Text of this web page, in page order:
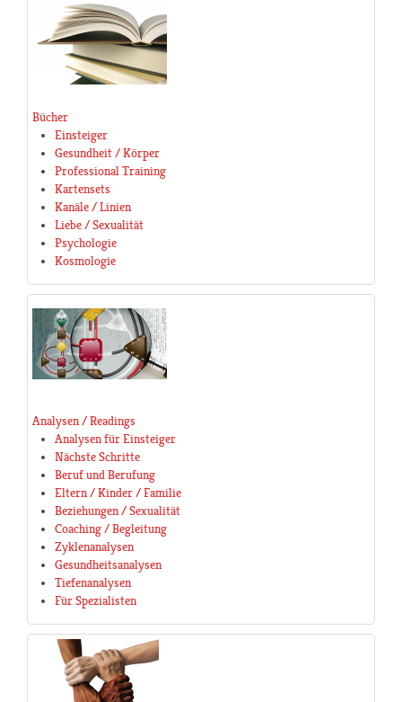
Bücher
Einsteiger
Gesundheit / Körper
Professional Training
Kartensets
Kanäle / Linien
Liebe / Sexualität
Psychologie
Kosmologie
Analysen / Readings
Analysen für Einsteiger
Nächste Schritte
Beruf und Berufung
Eltern / Kinder / Familie
Beziehungen / Sexualität
Coaching / Begleitung
Zyklenanalysen
Gesundheitsanalysen
Tiefenanalysen
Für Spezialisten